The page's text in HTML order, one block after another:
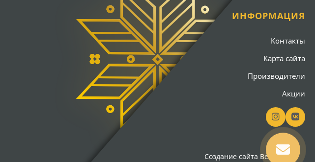
ИНФОРМАЦИЯ
Контакты
Карта сайта
Производители
Акции
Создание сайта Вебсайт18